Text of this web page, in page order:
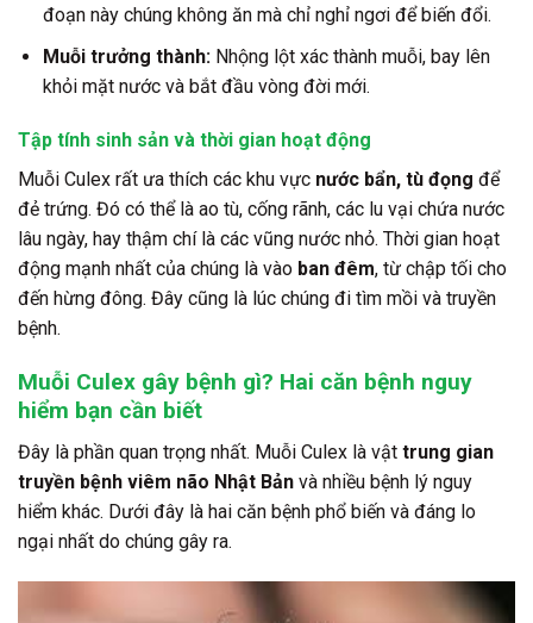
đoạn này chúng không ăn mà chỉ nghỉ ngơi để biến đổi.
Muỗi trưởng thành:Nhộng lột xác thành muỗi, bay lên
khỏi mặt nước và bắt đầu vòng đời mới.
Tập tính sinh sản và thời gian hoạt động
Muỗi Culex rất ưa thích các khu vực nước bẩn, tù đọng để
đẻ trứng. Đó có thể là ao tù, cống rãnh, các lu vại chứa nước
lâu ngày, hay thậm chí là các vũng nước nhỏ. Thời gian hoạt
động mạnh nhất của chúng là vào ban đêm, từ chập tối cho
đến hừng đông. Đây cũng là lúc chúng đi tìm mồi và truyền
bệnh.
Muỗi Culex gây bệnh gì? Hai căn bệnh nguy
hiểm bạn cần biết
Đây là phần quan trọng nhất. Muỗi Culex là vật trung gian
truyền bệnh viêm não Nhật Bản và nhiều bệnh lý nguy
hiểm khác. Dưới đây là hai căn bệnh phổ biến và đáng lo
ngại nhất do chúng gây ra.